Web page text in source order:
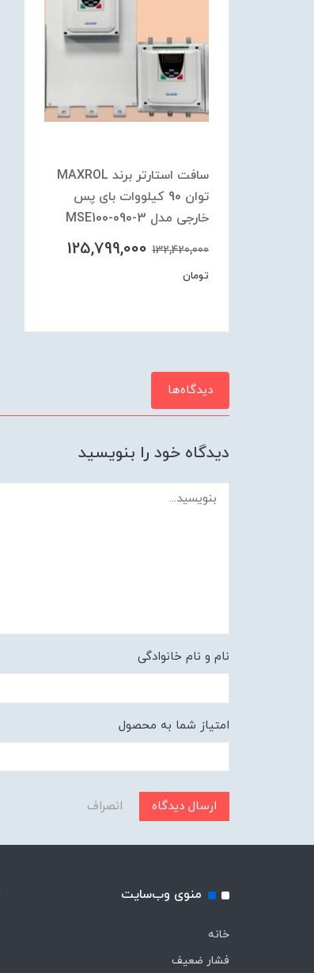
سافت استارتر برند MAXROL
توان 90 کیلووات بای پس
خارجی مدل MSE100-090-3
132,420,000
125,799,000
تومان
دیدگاه‌ها
دیدگاه خود را بنویسید
نام و نام خانوادگی
امتیاز شما به محصول
ارسال دیدگاه انصراف
منوی وب‌سایت
خانه
فشار ضعیف